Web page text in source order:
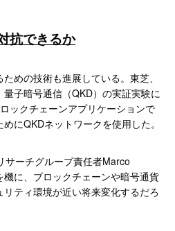
抗できるか
めの技術も進展している。東芝、
子暗号通信（QKD）の実証実験に
ックチェーンアプリケーションで
にQKDネットワークを使用した。
サーチグループ責任者Marco
に、ブロックチェーンや暗号通貨
ティ環境が近い将来変化するだろ